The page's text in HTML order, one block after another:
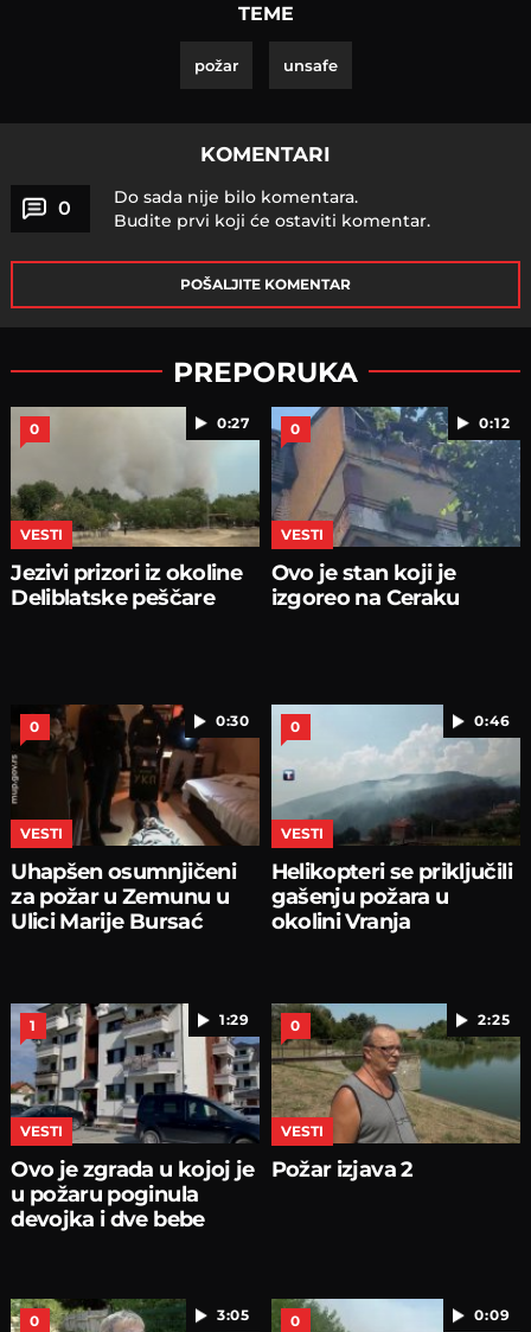
TEME
požar unsafe
KOMENTARI
0
Do sada nije bilo komentara.
Budite prvi koji će ostaviti komentar.
POŠALJITE KOMENTAR
PREPORUKA
0:27
0
VESTI
Jezivi prizori iz okoline
Deliblatske peščare
0:12
0
VESTI
Ovo je stan koji je
izgoreo na Ceraku
0:30
0
VESTI
Uhapšen osumnjičeni
za požar u Zemunu u
Ulici Marije Bursać
0:46
0
VESTI
Helikopteri se priključili
gašenju požara u
okolini Vranja
1:29
1
VESTI
Ovo je zgrada u kojoj je
u požaru poginula
devojka i dve bebe
2:25
0
VESTI
Požar izjava 2
3:05
0 0:09
0